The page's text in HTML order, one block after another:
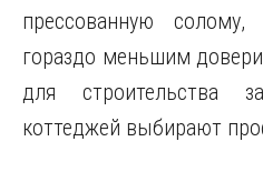
прессованную
гораздо меньшим
для строительства
коттеджей выбирают